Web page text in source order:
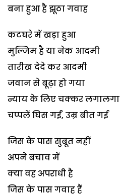
बना हुआ है झूठा गवाह
कटघरे में खड़ा हुआ
मुल्जिम है या नेक आदमी
तारीख देदे कर आदमी
जवान से बूढ़ा हो गया
न्याय के लिए चक्कर लगालगा
चप्पलें घिस गईं, उम्र बीत गई
जिस के पास सुबूत नहीं
अपने बचाव में
क्या वह अपराधी है
जिस के पास गवाह हैं